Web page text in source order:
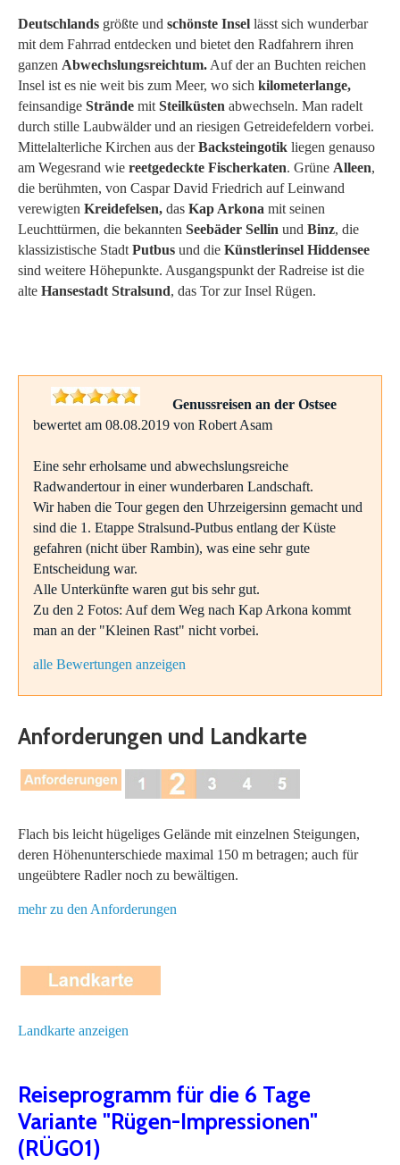
Deutschlands größte und schönste Insel lässt sich wunderbar
mit dem Fahrrad entdecken und bietet den Radfahrern ihren
ganzen Abwechslungsreichtum. Auf der an Buchten reichen
Insel ist es nie weit bis zum Meer, wo sich kilometerlange,
feinsandige Strände mit Steilküsten abwechseln. Man radelt
durch stille Laubwälder und an riesigen Getreidefeldern vorbei.
Mittelalterliche Kirchen aus derBacksteingotik liegen genauso
am Wegesrand wie reetgedeckte Fischerkaten. Grüne Alleen,
die berühmten, von Caspar David Friedrich auf Leinwand
verewigten Kreidefelsen, das Kap Arkona mit seinen
Leuchttürmen, die bekannten Seebäder Sellin und Binz, die
klassizistische Stadt Putbus und die Künstlerinsel Hiddensee
sind weitere Höhepunkte. Ausgangspunkt der Radreise ist die
alte Hansestadt Stralsund, das Tor zur Insel Rügen.
Genussreisen an der Ostsee
bewertet am 08.08.2019 von Robert Asam
Eine sehr erholsame und abwechslungsreiche
Radwandertour in einer wunderbaren Landschaft.
Wir haben die Tour gegen den Uhrzeigersinn gemacht und
sind die 1. Etappe Stralsund-Putbus entlang der Küste
gefahren (nicht über Rambin), was eine sehr gute
Entscheidung war.
Alle Unterkünfte waren gut bis sehr gut.
Zu den 2 Fotos: Auf dem Weg nach Kap Arkona kommt
man an der "Kleinen Rast" nicht vorbei.
alle Bewertungen anzeigen
Anforderungen und Landkarte
Flach bis leicht hügeliges Gelände mit einzelnen Steigungen,
deren Höhenunterschiede maximal 150 m betragen; auch für
ungeübtere Radler noch zu bewältigen.
mehr zu den Anforderungen
Landkarte anzeigen
Reiseprogramm für die 6 Tage
Variante "Rügen-Impressionen"
(RÜG01)